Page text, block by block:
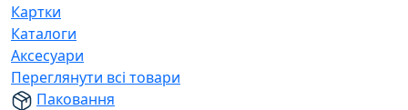
Картки
Каталоги
Аксесуари
Переглянути всі товари
Паковання